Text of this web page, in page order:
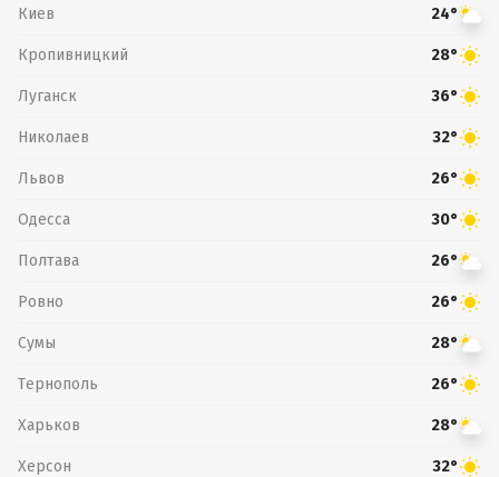
Киев 24°
Кропивницкий 28°
Луганск 36°
Николаев 32°
Львов 26°
Одесса 30°
Полтава 26°
Ровно 26°
Сумы 28°
Тернополь 26°
Харьков 28°
Херсон 32°